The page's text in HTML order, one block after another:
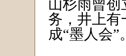
山杉雨曾
务，井上有
成“墨人会